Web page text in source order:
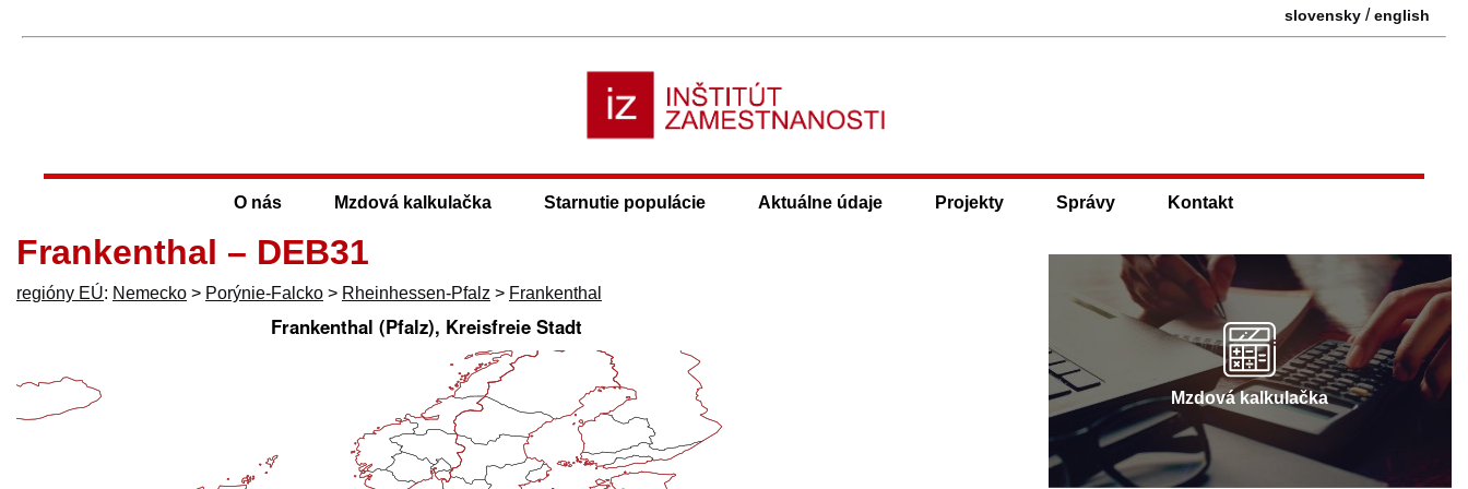
slovensky /english
O nás Mzdová kalkulačka Starnutie populácie Aktuálne údaje Projekty Správy Kontakt
Frankenthal – DEB31
regióny EÚ: Nemecko > Porýnie-Falcko > Rheinhessen-Pfalz > Frankenthal
Mzdová kalkulačka